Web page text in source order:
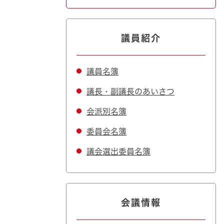
議員紹介
議員名簿
議長・副議長のあいさつ
会派別名簿
委員会名簿
議会選出委員名簿
会議情報